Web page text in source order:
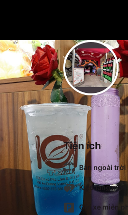
Tiện ích
Bàn ngoài trời
Kiểu lãng mạn
Gửi xe miễn phí